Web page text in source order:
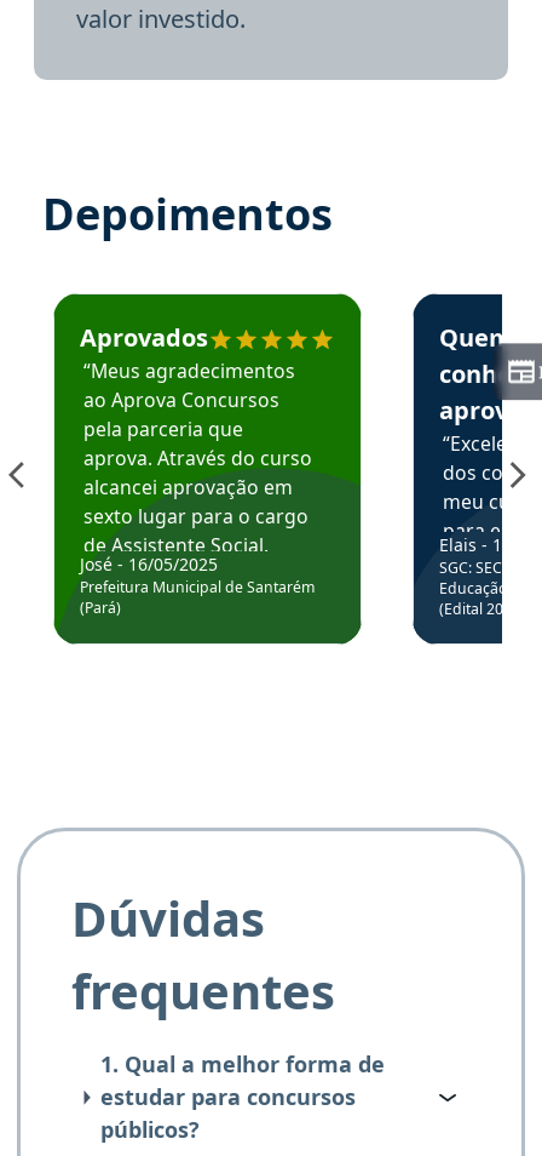
valor investido.
Depoimentos
Estudante José recomenda o Aprova Concursos em
Aprovados
“Meus agradecimentos
ao Aprova Concursos
pela parceria que
aprova. Através do curso
alcancei aprovação em
sexto lugar para o cargo
de Assistente Social.
Hoje estou atuando na
Prefeitura de Santarém.
José - 16/05/2025
Prefeitura Municipal de Santarém
(Pará)
Estudante
Quem
aprova
dos
meu
para
colocar
através
de
Elais - 15/
SGC: SEC BA
Educação
(Edital
Dúvidas
frequentes
1. Qual a melhor forma de
estudar para concursos
públicos?